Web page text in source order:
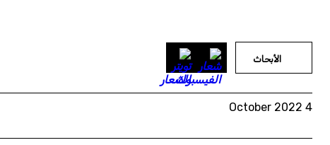
الأبحاث
4 October 2022